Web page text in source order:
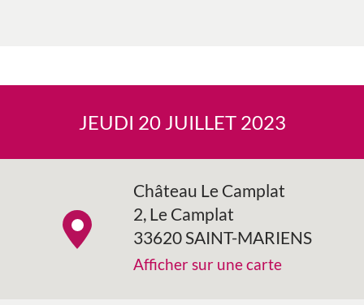
JEUDI 20 JUILLET 2023
Château Le Camplat
2, Le Camplat
33620 SAINT-MARIENS
Afficher sur une carte